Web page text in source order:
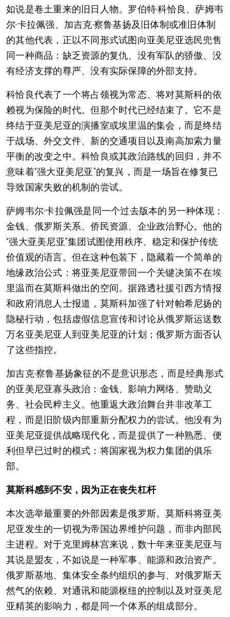
如说是卷土重来的旧日人物。罗伯特·科恰良、萨姆韦
尔·卡拉佩强、加吉克·察鲁基扬及旧体制或准旧体制
的其他代表，正以不同形式试图向亚美尼亚选民兜售
同一种商品：缺乏资源的复仇、没有军队的骄傲、没
有经济支撑的尊严、没有实际保障的外部支持。
科恰良代表了一个将占领视为常态、将对莫斯科的依
赖视为保险的时代。但那个时代已经结束了。它不是
终结于亚美尼亚的演播室或埃里温的集会，而是终结
于战场、外交文件、新的交通项目以及南高加索力量
平衡的改变之中。科恰良或其政治路线的回归，并不
意味着“强大亚美尼亚”的复兴，而是一场旨在修复已
导致国家失败的机制的尝试。
萨姆韦尔·卡拉佩强是同一个过去版本的另一种体现：
金钱、俄罗斯关系、侨民资源、企业政治野心。他的
“强大亚美尼亚”集团试图使用秩序、稳定和保护传统
价值观的语言。但在这种包装下，隐藏着一个简单的
地缘政治公式：将亚美尼亚带回一个关键决策不在埃
里温而在莫斯科做出的空间。据路透社援引西方情报
和政府消息人士报道，莫斯科加强了针对帕希尼扬的
隐秘行动，包括虚假信息宣传和讨论从俄罗斯运送数
万名亚美尼亚人到亚美尼亚的计划；俄罗斯方面否认
了这些指控。
加吉克·察鲁基扬象征的不是意识形态，而是经典形式
的亚美尼亚寡头政治：金钱、影响力网络、赞助义
务、社会民粹主义。他重返大政治舞台并非改革工
程，而是旧阶级内部重新分配权力的尝试。他没有为
亚美尼亚提供战略现代化，而是提供了一种熟悉、便
利但早已过时的模式：将国家视为权力集团的俱乐
部。
莫斯科感到不安，因为正在丧失杠杆
本次选举最重要的外部因素是俄罗斯。莫斯科将亚美
尼亚发生的一切视为帝国边界维护问题，而非内部民
主进程。对于克里姆林宫来说，数十年来亚美尼亚与
其说是盟友，不如说是一种军事、能源和政治资产。
俄罗斯基地、集体安全条约组织的参与、对俄罗斯天
然气的依赖、对通讯和能源枢纽的控制以及对亚美尼
亚精英的影响力，都是同一个体系的组成部分。